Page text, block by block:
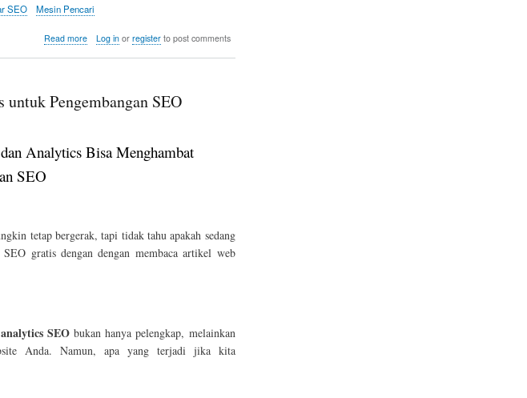
SEO Mesin Pencari
Read more about
Mengabaikan
Log in orregister to post comments
Pengembangan SEO
Analytics Bisa Menghambat
SEO
tetap bergerak, tapi tidak tahu apakah sedang
gratis dengan dengan membaca artikel web
SEObukan hanya pelengkap, melainkan
Anda. Namun, apa yang terjadi jika kita